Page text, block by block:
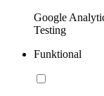
Google
Testing
Funktional